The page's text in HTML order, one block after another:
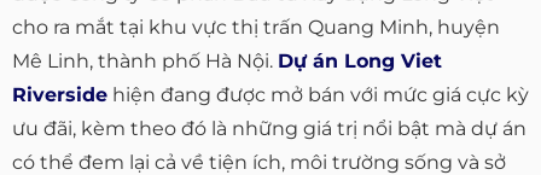
cho ra mắt tại khu vực thị trấn Quang Minh, huyện
Mê Linh, thành phố Hà Nội. Dự án Long Viet
Riverside hiện đang được mở bán với mức giá cực kỳ
ưu đãi, kèm theo đó là những giá trị nổi bật mà dự án
có thể đem lại cả về tiện ích, môi trường sống và sở